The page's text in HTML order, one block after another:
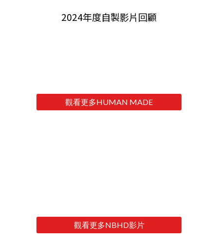
2024年度自製影片回顧
觀看更多HUMAN MADE
觀看更多NBHD影片